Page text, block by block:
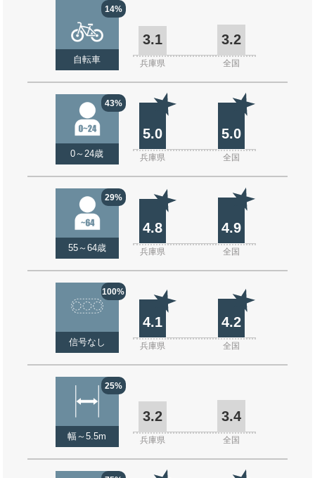
14%
自転車
3.1 3.2
兵庫県 全国
43%
0～24歳
5.0 5.0
兵庫県 全国
29%
55～64歳
4.8 4.9
兵庫県 全国
100%
信号なし
4.1 4.2
兵庫県 全国
25%
幅～5.5m
3.2 3.4
兵庫県 全国